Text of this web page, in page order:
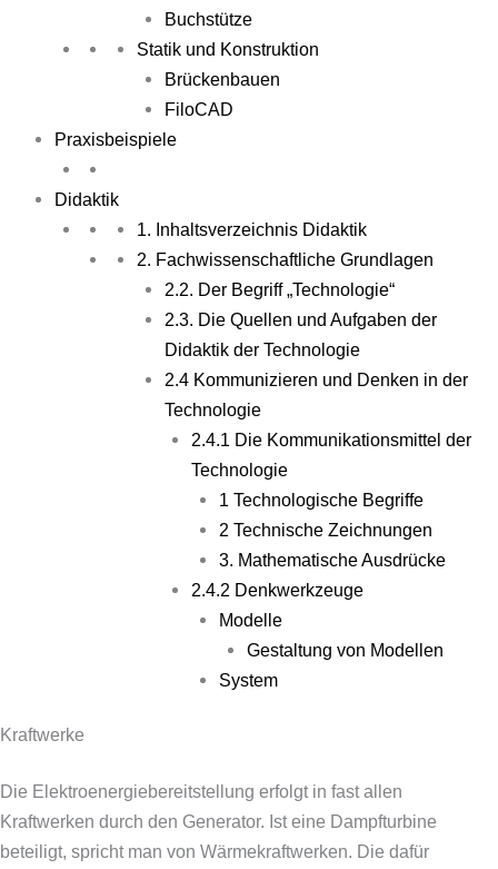
Buchstütze
Statik und Konstruktion
Brückenbauen
FiloCAD
Praxisbeispiele
Didaktik
1. Inhaltsverzeichnis Didaktik
2. Fachwissenschaftliche Grundlagen
2.2. Der Begriff „Technologie“
2.3. Die Quellen und Aufgaben der
Didaktik der Technologie
2.4 Kommunizieren und Denken in der
Technologie
2.4.1 Die Kommunikationsmittel der
Technologie
1 Technologische Begriffe
2 Technische Zeichnungen
3. Mathematische Ausdrücke
2.4.2 Denkwerkzeuge
Modelle
Gestaltung von Modellen
System
Kraftwerke
Die Elektroenergiebereitstellung erfolgt in fast allen
Kraftwerken durch den Generator. Ist eine Dampfturbine
beteiligt, spricht man von Wärmekraftwerken. Die dafür